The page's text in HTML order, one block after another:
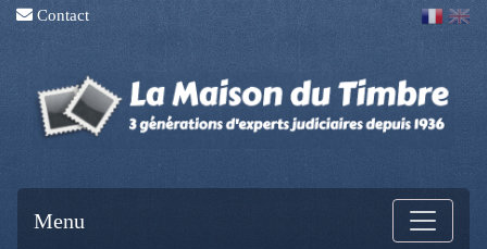
Contact
Menu